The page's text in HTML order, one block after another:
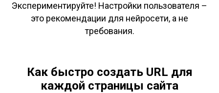
Экспериментируйте! Настройки пользователя –
это рекомендации для нейросети, а не
требования.
Как быстро создать URL для
каждой страницы сайта